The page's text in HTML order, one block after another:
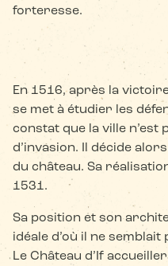
forteresse.
En 1516, après la
se met à étudier les
constat que la ville n’est
d’invasion. Il décide
du château. Sa
1531.
Sa position et son
idéale d’où il ne semblait
Le Château d’If